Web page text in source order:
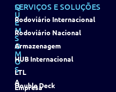
Q
U
E
M
S
O
M
O
S
A
Empresa
SERVIÇOS E SOLUÇÕES
Rodoviário Internacional
Rodoviário Nacional
Armazenagem
HUB Internacional
LTL
Double Deck